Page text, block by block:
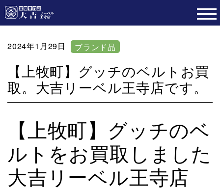
2024年1月29日 ブランド品
【上牧町】グッチのベルトお買
取。大吉リーベル王寺店です。
【上牧町】グッチのベ
ルトをお買取しました
大吉リーベル王寺店